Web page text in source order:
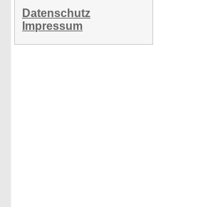
Datenschutz
Impressum